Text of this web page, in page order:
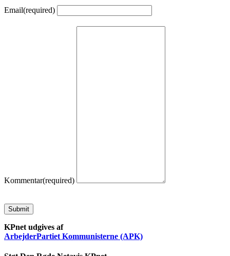
Email(required)
Kommentar(required)
Submit
KPnet udgives af
ArbejderPartiet Kommunisterne (APK)